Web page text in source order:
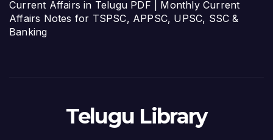
Current Affairs in Telugu PDF | Monthly Current
Affairs Notes for TSPSC, APPSC, UPSC, SSC &
Banking
Telugu Library